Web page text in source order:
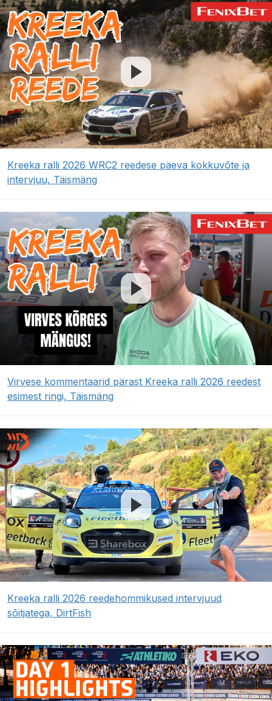
Kreeka ralli 2026 WRC2 reedese päeva kokkuvõte ja
intervjuu, Täismäng
Virvese kommentaarid pärast Kreeka ralli 2026 reedest
esimest ringi, Täismäng
Kreeka ralli 2026 reedehommikused intervjuud
sõitjatega, DirtFish